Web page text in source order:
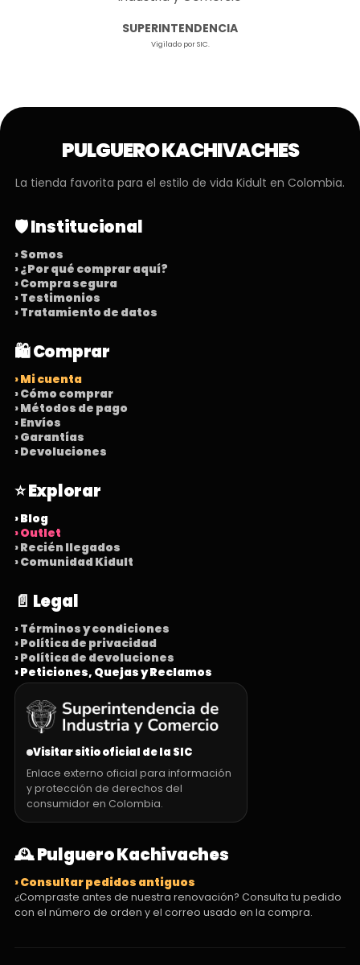
SUPERINTENDENCIA
Vigilado por SIC.
PULGUERO KACHIVACHES
La tienda favorita para el estilo de vida Kidult en Colombia.
🛡️ Institucional
› Somos
› ¿Por qué comprar aquí?
› Compra segura
› Testimonios
› Tratamiento de datos
🛍️ Comprar
› Mi cuenta
› Cómo comprar
› Métodos de pago
› Envíos
› Garantías
› Devoluciones
⭐ Explorar
› Blog
› Outlet
› Recién llegados
› Comunidad Kidult
📄 Legal
› Términos y condiciones
› Política de privacidad
› Política de devoluciones
› Peticiones, Quejas y Reclamos
Visitar sitio oficial de la SIC
Enlace externo oficial para información
y protección de derechos del
consumidor en Colombia.
🕰️ Pulguero Kachivaches
› Consultar pedidos antiguos
¿Compraste antes de nuestra renovación? Consulta tu pedido
con el número de orden y el correo usado en la compra.